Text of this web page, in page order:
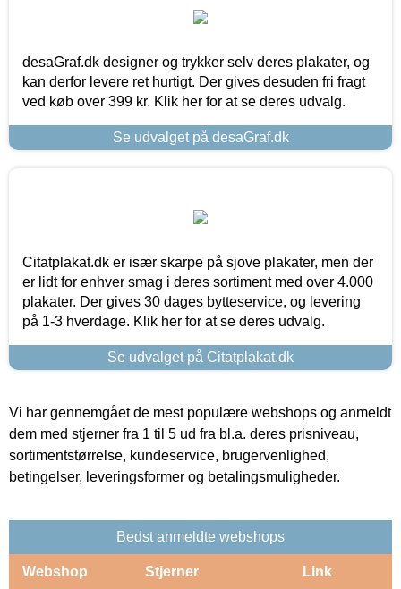
desaGraf.dk designer og trykker selv deres plakater, og
kan derfor levere ret hurtigt. Der gives desuden fri fragt
ved køb over 399 kr. Klik her for at se deres udvalg.
Se udvalget på desaGraf.dk
Citatplakat.dk er især skarpe på sjove plakater, men der
er lidt for enhver smag i deres sortiment med over 4.000
plakater. Der gives 30 dages bytteservice, og levering
på 1-3 hverdage. Klik her for at se deres udvalg.
Se udvalget på Citatplakat.dk
Vi har gennemgået de mest populære webshops og anmeldt
dem med stjerner fra 1 til 5 ud fra bl.a. deres prisniveau,
sortimentstørrelse, kundeservice, brugervenlighed,
betingelser, leveringsformer og betalingsmuligheder.
Bedst anmeldte webshops
Webshop Stjerner Link